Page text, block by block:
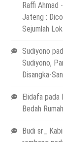
Raffi Ahmad
Jateng :
Sejumlah
Sudiyono
Sudiyono,
Disangka-
Elidafapada
Bedah
Budi sr_